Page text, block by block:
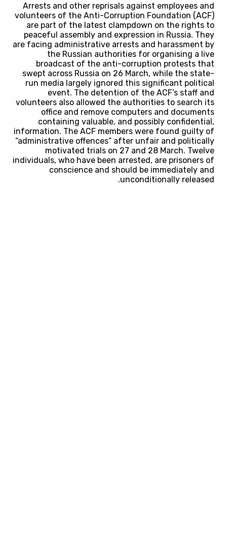
Arrests and other reprisals against employees and
volunteers of the Anti-Corruption Foundation (ACF)
are part of the latest clampdown on the rights to
peaceful assembly and expression in Russia. They
are facing administrative arrests and harassment by
the Russian authorities for organising a live
broadcast of the anti-corruption protests that
swept across Russia on 26 March, while the state-
run media largely ignored this significant political
event. The detention of the ACF’s staff and
volunteers also allowed the authorities to search its
office and remove computers and documents
containing valuable, and possibly confidential,
information. The ACF members were found guilty of
“administrative offences” after unfair and politically
motivated trials on 27 and 28 March. Twelve
individuals, who have been arrested, are prisoners of
conscience and should be immediately and
unconditionally released.